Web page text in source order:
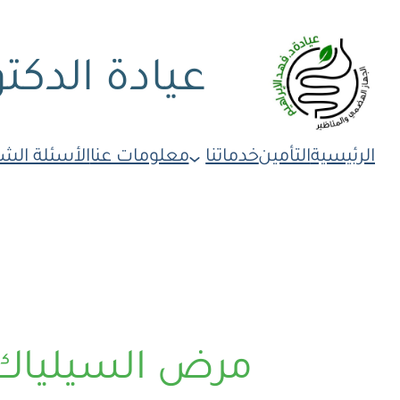
عيادة
الرئيسيةالتأمينخدماتنا معلومات عناالأسئلة
مرض